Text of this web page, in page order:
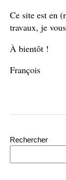
Ce site est en
travaux, je
À bientôt !
François
Rechercher